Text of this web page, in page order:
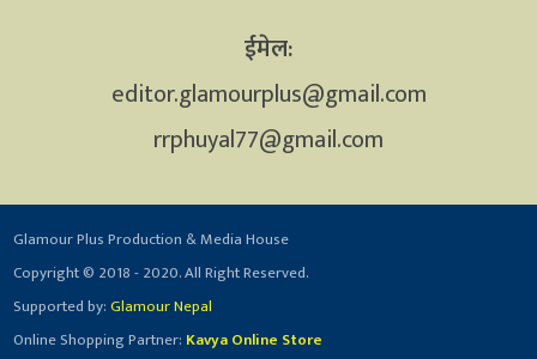
ईमेल:
editor.glamourplus@gmail.com
rrphuyal77@gmail.com
Glamour Plus Production & Media House
Copyright © 2018 - 2020. All Right Reserved.
Supported by:Glamour Nepal
Online Shopping Partner: Kavya Online Store